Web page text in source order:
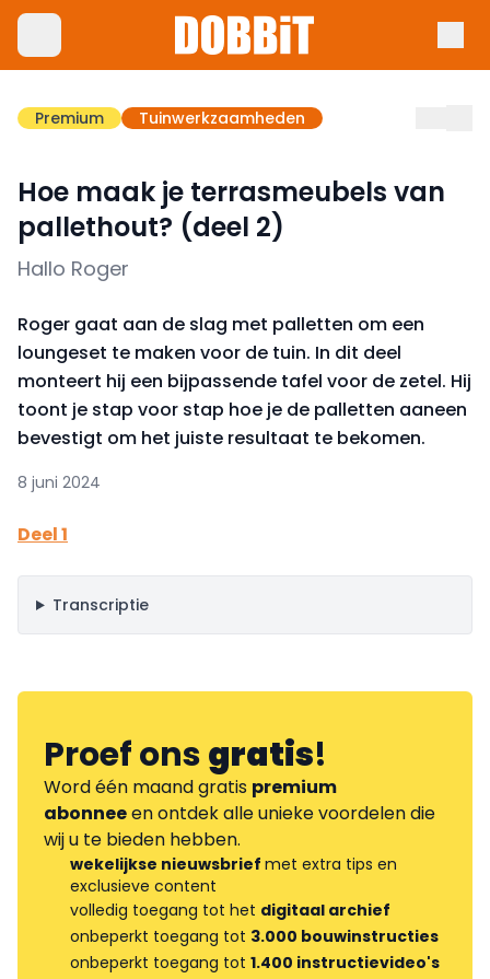
Premium Tuinwerkzaamheden
Hoe maak je terrasmeubels van
pallethout? (deel 2)
Hallo Roger
Roger gaat aan de slag met palletten om een
loungeset te maken voor de tuin. In dit deel
monteert hij een bijpassende tafel voor de zetel. Hij
toont je stap voor stap hoe je de palletten aaneen
bevestigt om het juiste resultaat te bekomen.
8 juni 2024
Deel 1
Transcriptie
Proef onsgratis!
Word één maand gratis premium
abonneeen ontdek alle unieke voordelen die
wij u te bieden hebben.
wekelijkse nieuwsbrief met extra tips en
exclusieve content
volledig toegang tot het digitaal archief
onbeperkt toegang tot 3.000 bouwinstructies
onbeperkt toegang tot 1.400 instructievideo's